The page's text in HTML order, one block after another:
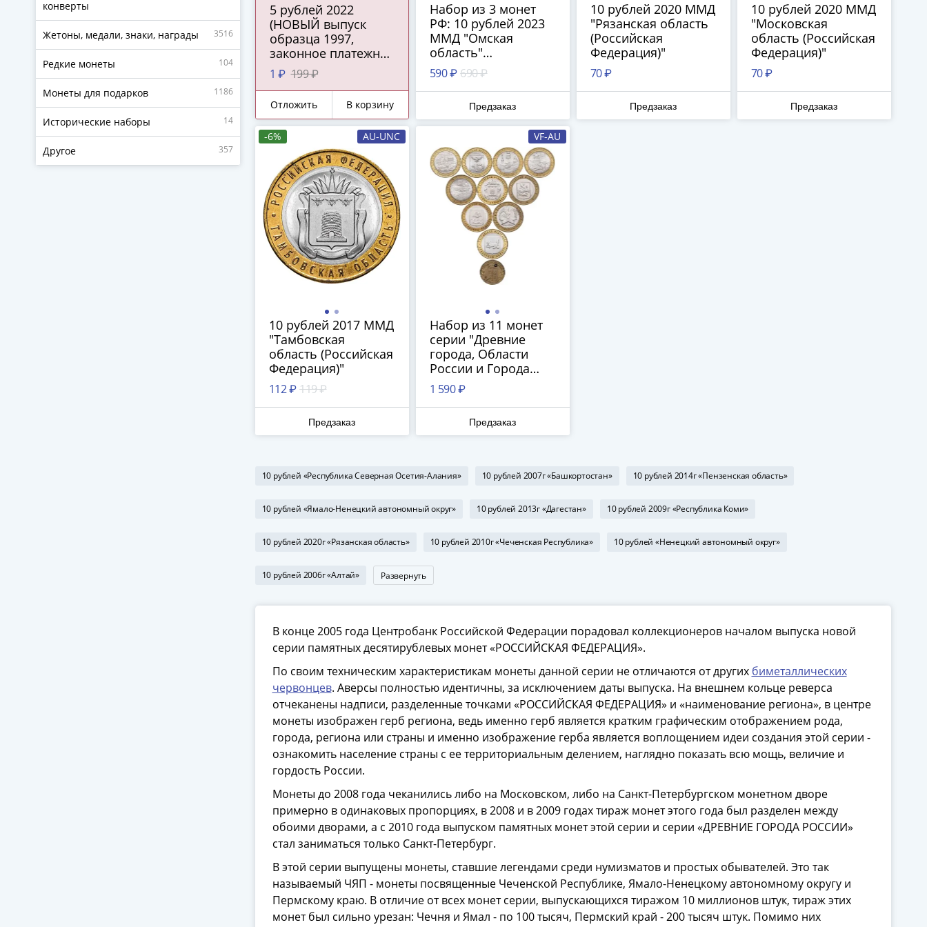
конверты
Жетоны, медали, знаки, награды 3516
Редкие монеты 104
Монеты для подарков 1186
Исторические наборы 14
Другое 357
5 рублей 2022
(НОВЫЙ выпуск
образца 1997,
законное платежное
средство ЦБ РФ)
ПРЕСС
1 ₽ 199 ₽
Отложить В корзину
Набор из 3 монет
РФ: 10 рублей 2023
ММД "Омская
область"
(Российская
Федерация), 25
рублей 2023
"Аленький цветочек"
и 10 рублей 2023
"Хабаровский край"
590 ₽ 690 ₽
Предзаказ
10 рублей 2020 ММД
"Рязанская область
(Российская
Федерация)"
70 ₽
Предзаказ
10 рублей 2020 ММД
"Московская
область (Российская
Федерация)"
70 ₽
Предзаказ
-6% AU-UNC
10 рублей 2017 ММД
"Тамбовская
область (Российская
Федерация)"
112 ₽ 119 ₽
Предзаказ
VF-AU
Набор из 11 монет
серии "Древние
города, Области
России и Города
Воинской Славы"
2005-2018
1 590 ₽
Предзаказ
10 рублей «Республика Северная Осетия-Алания» 10 рублей 2007г «Башкортостан» 10 рублей 2014г «Пензенская область»
10 рублей «Ямало-Ненецкий автономный округ» 10 рублей 2013г «Дагестан» 10 рублей 2009г «Республика Коми»
10 рублей 2020г «Рязанская область» 10 рублей 2010г «Чеченская Республика» 10 рублей «Ненецкий автономный округ»
10 рублей 2006г «Алтай» Развернуть
В конце 2005 года Центробанк Российской Федерации порадовал коллекционеров началом выпуска новой
серии памятных десятирублевых монет «РОССИЙСКАЯ ФЕДЕРАЦИЯ».
По своим техническим характеристикам монеты данной серии не отличаются от других биметаллических
червонцев. Аверсы полностью идентичны, за исключением даты выпуска. На внешнем кольце реверса
отчеканены надписи, разделенные точками «РОССИЙСКАЯ ФЕДЕРАЦИЯ» и «наименование региона», в центре
монеты изображен герб региона, ведь именно герб является кратким графическим отображением рода,
города, региона или страны и именно изображение герба является воплощением идеи создания этой серии -
ознакомить население страны с ее территориальным делением, наглядно показать всю мощь, величие и
гордость России.
Монеты до 2008 года чеканились либо на Московском, либо на Санкт-Петербургском монетном дворе
примерно в одинаковых пропорциях, в 2008 и в 2009 годах тираж монет этого года был разделен между
обоими дворами, а с 2010 года выпуском памятных монет этой серии и серии «ДРЕВНИЕ ГОРОДА РОССИИ»
стал заниматься только Санкт-Петербург.
В этой серии выпущены монеты, ставшие легендами среди нумизматов и простых обывателей. Это так
называемый ЧЯП - монеты посвященные Чеченской Республике, Ямало-Ненецкому автономному округу и
Пермскому краю. В отличие от всех монет серии, выпускающихся тиражом 10 миллионов штук, тираж этих
монет был сильно урезан: Чечня и Ямал - по 100 тысяч, Пермский край - 200 тысяч штук. Помимо них